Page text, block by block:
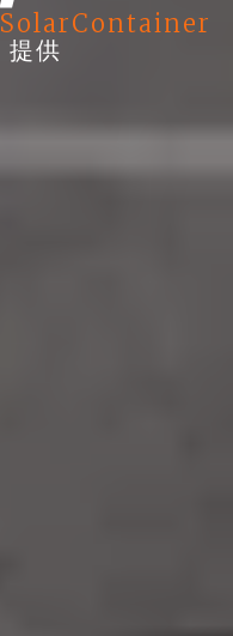
SolarContainer
提供